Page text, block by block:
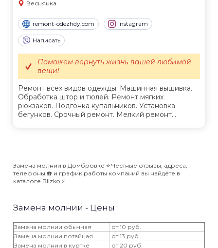
Веснянка
remont-odezhdy.com Instagram
Написать
Ремонт всех видов одежды. Машинная вышивка.
Обработка штор и тюлей. Ремонт мягких
рюкзаков. Подгонка купальников. Установка
бегунков. Срочный ремонт. Мелкий ремонт...
Поможем вернуть жизнь вашей любимой
вещи!
Замена молнии в Домбровке ⭐️ Честные отзывы, адреса,
телефоны ☎️ и график работы компаний вы найдёте в
каталоге Blizko ⚡️
Замена молнии - Цены
Замена молнии обычная
от 10 руб.
Замена молнии потайная
от 13 руб.
Замена молнии в куртке
от 20 руб.